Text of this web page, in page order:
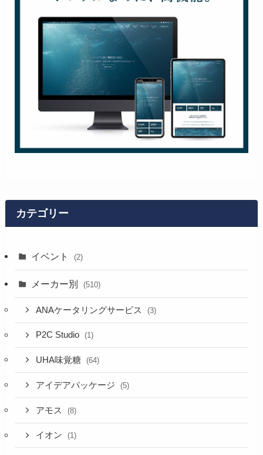
カテゴリー
イベント (2)
メーカー別 (510)
ANAケータリングサービス (3)
P2C Studio (1)
UHA味覚糖 (64)
アイデアパッケージ (5)
アモス (8)
イオン (1)